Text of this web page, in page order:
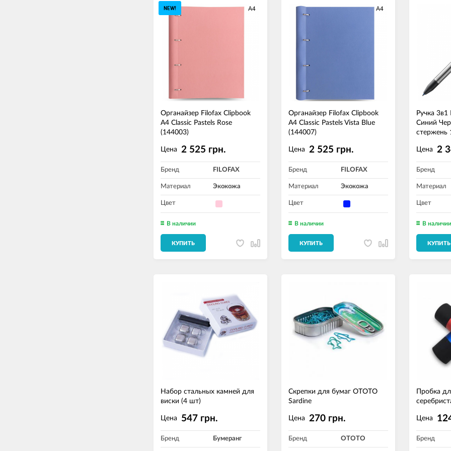
NEW!
Органайзер Filofax Clipbook
A4 Classic Pastels Rose
(144003)
Цена 2 525 грн.
Бренд FILOFAX
Материал Экокожа
Цвет
В наличии
КУПИТЬ
Органайзер Filofax Clipbook
A4 Classic Pastels Vista Blue
(144007)
Цена 2 525 грн.
Бренд FILOFAX
Материал Экокожа
Цвет
В наличии
КУПИТЬ
Ручка
Синий
стержень
Цена 2
Бренд
Материал
Цвет
В наличии
КУПИТЬ
Набор стальных камней для
виски (4 шт)
Цена 547 грн.
Бренд Бумеранг
Скрепки для бумаг OTOTO
Sardine
Цена 270 грн.
Бренд OTOTO
Пробка
Цена
Бренд